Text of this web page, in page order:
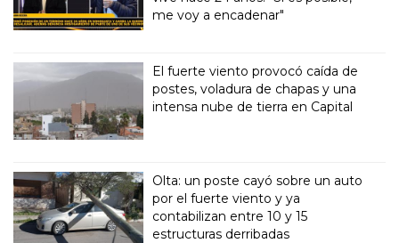
me voy a encadenar"
El fuerte viento provocó caída de
postes, voladura de chapas y una
intensa nube de tierra en Capital
Olta: un poste cayó sobre un auto
por el fuerte viento y ya
contabilizan entre 10 y 15
estructuras derribadas